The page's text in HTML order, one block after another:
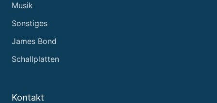
Musik
Sonstiges
James Bond
Schallplatten
Kontakt